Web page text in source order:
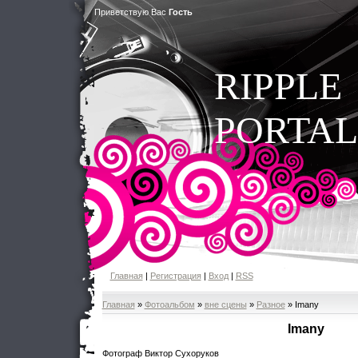
Приветствую Вас Гость
RIPPLE
PORTAL
Главная| Регистрация| Вход| RSS
Главная » Фотоальбом » вне сцены » Разное» Imany
Imany
Фотограф Виктор Сухоруков